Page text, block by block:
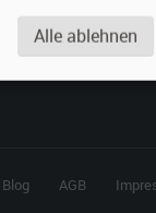
Blog AGB
Alle ablehnen